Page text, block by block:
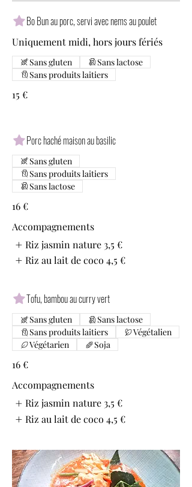
Bo Bun au porc, servi avec nems au poulet
Uniquement midi, hors jours fériés
15 €
Sans gluten
Sans lactose
Sans produits laitiers
Porc haché maison au basilic
16 €
Sans gluten
Sans produits laitiers
Sans lactose
Accompagnements
Riz jasmin nature 3,5 €
Riz au lait de coco 4,5 €
Tofu, bambou au curry vert
16 €
Sans gluten
Sans lactose
Sans produits laitiers
Végétalien
Végétarien
Soja
Accompagnements
Riz jasmin nature 3,5 €
Riz au lait de coco 4,5 €